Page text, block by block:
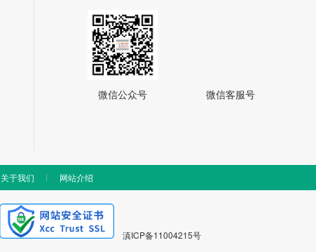
微信公众号 微信客服号
关于我们 网站介绍
滇ICP备11004215号